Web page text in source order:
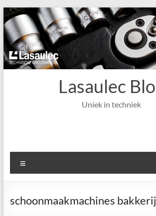
Ga
naar
de
inhoud
Lasaulec
Uniek in techniek
schoonmaakmachines bakkerij